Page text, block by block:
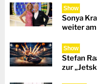
Show
Sonya
weiter am
Show
Stefan
zur